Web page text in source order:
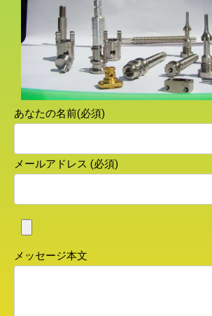
あなたの名前(必須)
メールアドレス (必須)
メッセージ本文